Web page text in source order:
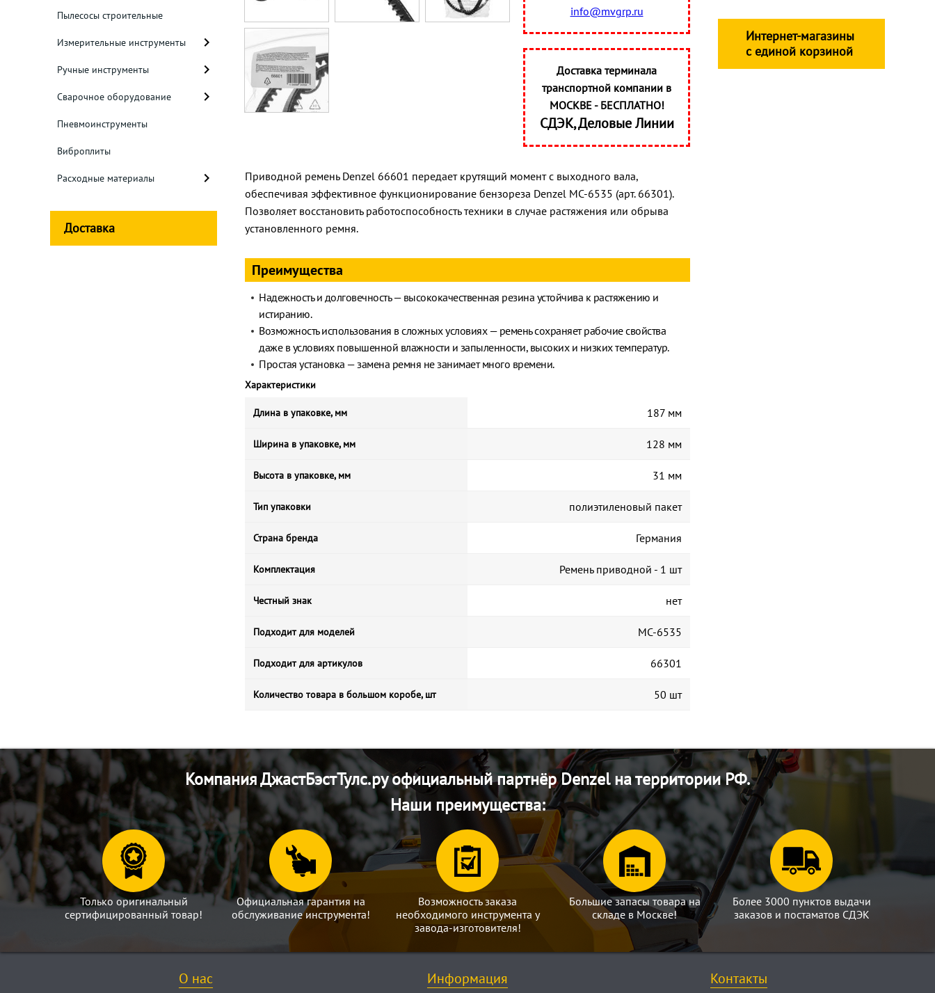
Пылесосы строительные
Измерительные инструменты
Ручные инструменты
Сварочное оборудование
Пневмоинструменты
Виброплиты
Расходные материалы
Доставка
info@mvgrp.ru
Доставка терминала
транспортной компании в
МОСКВЕ - БЕСПЛАТНО!
СДЭК, Деловые Линии
Приводной ремень Denzel 66601 передает крутящий момент с выходного вала,
обеспечивая эффективное функционирование бензореза Denzel МС-6535 (арт. 66301).
Позволяет восстановить работоспособность техники в случае растяжения или обрыва
установленного ремня.
Преимущества
Надежность и долговечность — высококачественная резина устойчива к растяжению и
истиранию.
Возможность использования в сложных условиях — ремень сохраняет рабочие свойства
даже в условиях повышенной влажности и запыленности, высоких и низких температур.
Простая установка — замена ремня не занимает много времени.
Характеристики
Длина в упаковке, мм 187 мм
Ширина в упаковке, мм 128 мм
Высота в упаковке, мм 31 мм
Тип упаковки полиэтиленовый пакет
Страна бренда Германия
Комплектация Ремень приводной - 1 шт
Честный знак нет
Подходит для моделей МС-6535
Подходит для артикулов 66301
Количество товара в большом коробе, шт 50 шт
Интернет-магазины
с единой корзиной
Компания ДжастБэстТулс.ру официальный партнёр Denzel на территории РФ.
Наши преимущества:
Только оригинальный
сертифицированный товар!
Официальная гарантия на
обслуживание инструмента!
Возможность заказа
необходимого инструмента у
завода-изготовителя!
Большие запасы товара на
складе в Москве!
Более 3000 пунктов выдачи
заказов и постаматов СДЭК
О нас Информация Контакты